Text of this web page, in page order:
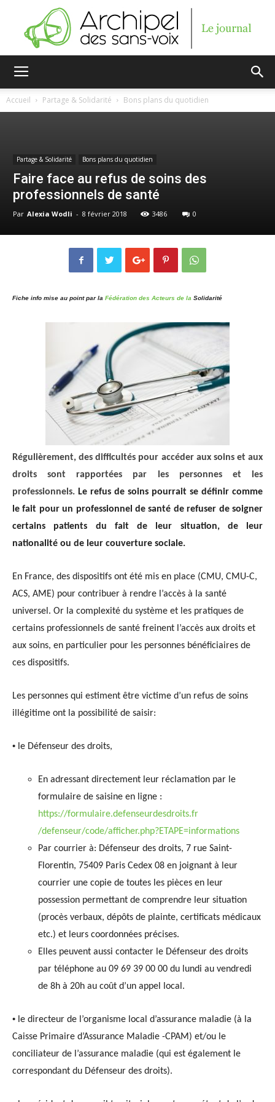
sans-
Accueil Partage & Solidarité Bons plans du quotidien
Partage & Solidarité Bons plans du quotidien
Faire face au refus de soins des
professionnels de santé
Par Alexia Wodli - 8 février 2018 3486 0
Fiche info mise au point par la Fédération des Acteurs de la Solidarité
Régulièrement, des difficultés pour accéder aux soins et aux
droits sont rapportées par les personnes et les
professionnels. Le refus de soins pourrait se définir comme
le fait pour un professionnel de santé de refuser de soigner
certains patients du fait de leur situation, de leur
nationalité ou de leur couverture sociale.
En France, des dispositifs ont été mis en place (CMU, CMU-C,
ACS, AME) pour contribuer à rendre l’accès à la santé
universel. Or la complexité du système et les pratiques de
certains professionnels de santé freinent l’accès aux droits et
aux soins, en particulier pour les personnes bénéficiaires de
ces dispositifs.
Les personnes qui estiment être victime d’un refus de soins
illégitime ont la possibilité de saisir:
• le Défenseur des droits,
En adressant directement leur réclamation par le
formulaire de saisine en ligne :
https://formulaire.defenseurdesdroits.fr
/defenseur/code/afficher.php?ETAPE=informations
Par courrier à: Défenseur des droits, 7 rue Saint-
Florentin, 75409 Paris Cedex 08 en joignant à leur
courrier une copie de toutes les pièces en leur
possession permettant de comprendre leur situation
(procès verbaux, dépôts de plainte, certificats médicaux
etc.) et leurs coordonnées précises.
Elles peuvent aussi contacter le Défenseur des droits
par téléphone au 09 69 39 00 00 du lundi au vendredi
de 8h à 20h au coût d’un appel local.
• le directeur de l’organisme local d’assurance maladie (à la
Caisse Primaire d’Assurance Maladie -CPAM) et/ou le
conciliateur de l’assurance maladie (qui est également le
correspondant du Défenseur des droits).